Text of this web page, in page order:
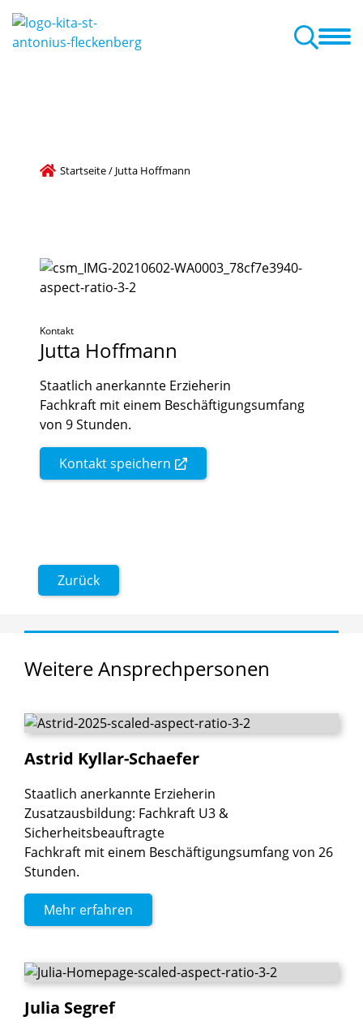
Pädagogische ArbeitFamilienzentrum AktuellesTermine
Startseite/ Jutta Hoffmann
Kontakt
Jutta Hoffmann
Staatlich anerkannte Erzieherin
Fachkraft mit einem Beschäftigungsumfang
von 9 Stunden.
Kontakt speichern
Zurück
WeitereAnsprechpersonen
Astrid Kyllar-Schaefer
Staatlich anerkannte Erzieherin
Zusatzausbildung: Fachkraft U3 &
Sicherheitsbeauftragte
Fachkraft mit einem Beschäftigungsumfang von 26
Stunden.
Mehr erfahren
Julia Segref